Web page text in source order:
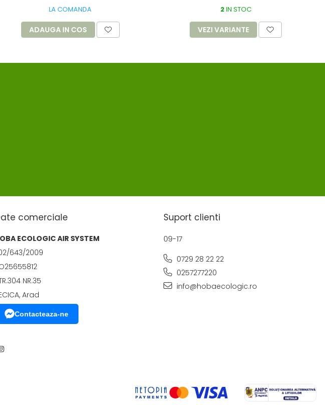
LA COMANDA
ADAUGA IN COS
2IN STOC
VEZI VARIANTE
comerciale
ECOLOGIC AIR SYSTEM
643/2009
NR.35
Arad
Contacteaza-ne
Suport clienti
09-17
0729 28 22 22
0257277220
info@hobaecologic.ro